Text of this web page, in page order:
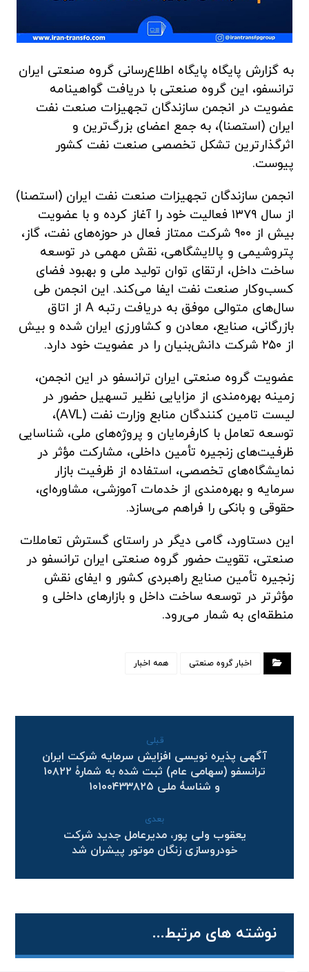
به گزارش پایگاه پایگاه اطلاع‌رسانی گروه صنعتی ایران
ترانسفو، این گروه صنعتی با دریافت گواهینامه
عضویت در انجمن سازندگان تجهیزات صنعت نفت
ایران (استصنا)، به جمع اعضای بزرگ‌ترین و
اثرگذارترین تشکل تخصصی صنعت نفت کشور
پیوست.
انجمن سازندگان تجهیزات صنعت نفت ایران (استصنا)
از سال ۱۳۷۹ فعالیت خود را آغاز کرده و با عضویت
بیش از ۹۰۰ شرکت ممتاز فعال در حوزه‌های نفت، گاز،
پتروشیمی و پالایشگاهی، نقش مهمی در توسعه
ساخت داخل، ارتقای توان تولید ملی و بهبود فضای
کسب‌وکار صنعت نفت ایفا می‌کند. این انجمن طی
سال‌های متوالی موفق به دریافت رتبه A از اتاق
بازرگانی، صنایع، معادن و کشاورزی ایران شده و بیش
از ۲۵۰ شرکت دانش‌بنیان را در عضویت خود دارد.
عضویت گروه صنعتی ایران ترانسفو در این انجمن،
زمینه بهره‌مندی از مزایایی نظیر تسهیل حضور در
لیست تامین کنندگان منابع وزارت نفت (AVL)،
توسعه تعامل با کارفرمایان و پروژه‌های ملی، شناسایی
ظرفیت‌های زنجیره تأمین داخلی، مشارکت مؤثر در
نمایشگاه‌های تخصصی، استفاده از ظرفیت بازار
سرمایه و بهره‌مندی از خدمات آموزشی، مشاوره‌ای،
حقوقی و بانکی را فراهم می‌سازد.
این دستاورد، گامی دیگر در راستای گسترش تعاملات
صنعتی، تقویت حضور گروه صنعتی ایران ترانسفو در
زنجیره تأمین صنایع راهبردی کشور و ایفای نقش
مؤثرتر در توسعه ساخت داخل و بازارهای داخلی و
منطقه‌ای به شمار می‌رود.
اخبار گروه صنعتی همه اخبار
قبلی
آگهی پذیره نویسی افزایش سرمایه شرکت ایران
ترانسفو (سهامی عام) ثبت شده به شمارۀ ۱۰۸۲۲
و شناسۀ ملی ۱۰۱۰۰۴۳۳۸۲۵
بعدی
یعقوب ولی پور، مدیرعامل جدید شرکت
خودروسازی زنگان موتور پیشران شد
نوشته های مرتبط...